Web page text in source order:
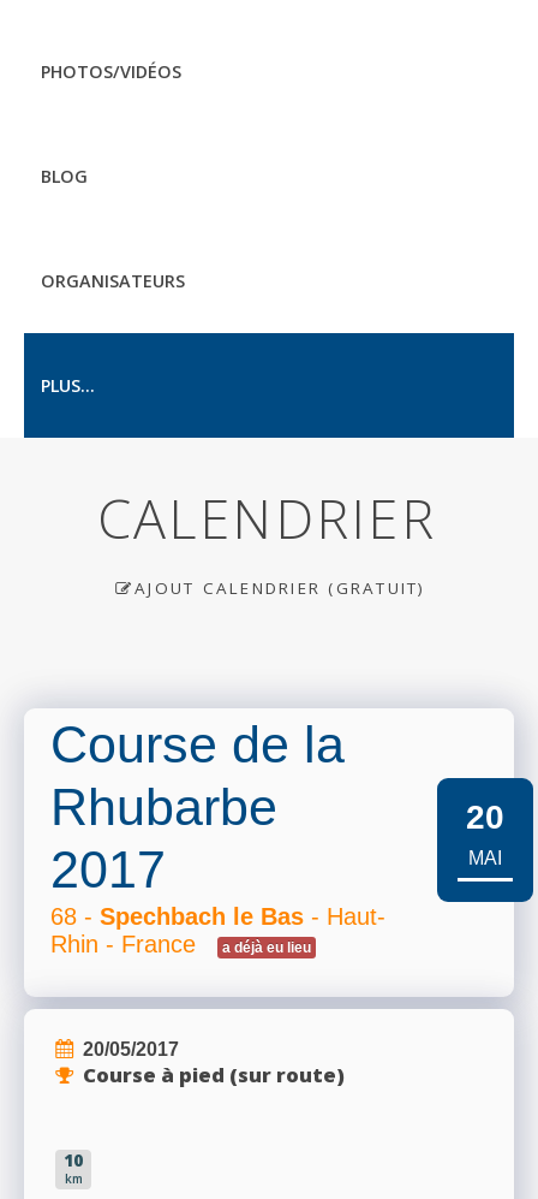
PHOTOS/VIDÉOS
BLOG
ORGANISATEURS
PLUS...
CALENDRIER
AJOUT CALENDRIER (GRATUIT)
Course de la
Rhubarbe
2017
68 - Spechbach le Bas - Haut-
Rhin - France
a déjà eu lieu
20
MAI
20/05/2017
Course à pied (sur route)
10
km